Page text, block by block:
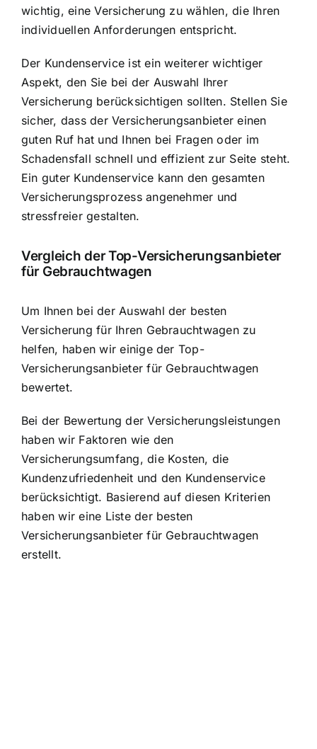
wichtig, eine Versicherung zu wählen, die Ihren
individuellen Anforderungen entspricht.
Der Kundenservice ist ein weiterer wichtiger
Aspekt, den Sie bei der Auswahl Ihrer
Versicherung berücksichtigen sollten. Stellen Sie
sicher, dass der Versicherungsanbieter einen
guten Ruf hat und Ihnen bei Fragen oder im
Schadensfall schnell und effizient zur Seite steht.
Ein guter Kundenservice kann den gesamten
Versicherungsprozess angenehmer und
stressfreier gestalten.
Vergleich der Top-Versicherungsanbieter
für Gebrauchtwagen
Um Ihnen bei der Auswahl der besten
Versicherung für Ihren Gebrauchtwagen zu
helfen, haben wir einige der Top-
Versicherungsanbieter für Gebrauchtwagen
bewertet.
Bei der Bewertung der Versicherungsleistungen
haben wir Faktoren wie den
Versicherungsumfang,die Kosten, die
Kundenzufriedenheit und den Kundenservice
berücksichtigt. Basierend auf diesen Kriterien
haben wir eine Liste der besten
Versicherungsanbieter für Gebrauchtwagen
erstellt.